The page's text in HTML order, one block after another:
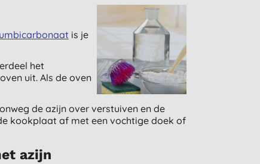
is je
het
uit. Als de oven
de azijn over verstuiven en de
kookplaat af met een vochtige doek of
azijn